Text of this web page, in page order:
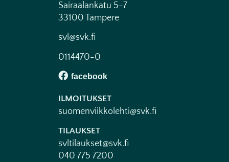
Sairaalankatu 5-7
33100 Tampere
svl@svk.fi
0114470-0
ILMOITUKSET
suomenviikkolehti@svk.fi
TILAUKSET
svltilaukset@svk.fi
040 775 7200